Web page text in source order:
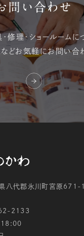
問い合わせ
修理・ ショールームに
どお気軽にお問い合
八代郡氷川町宮原671-1
2133
18:00